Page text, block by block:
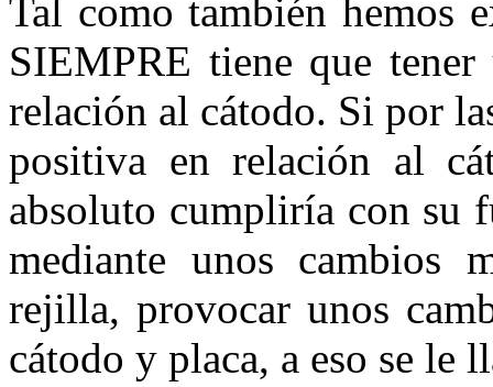
Tal como también hemos
SIEMPRE tiene que
relación al cátodo. Si por
positiva en relación al
absoluto cumpliría con su
mediante unos cambios
rejilla, provocar unos
cátodo y placa, a eso se le